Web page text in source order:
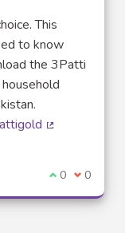
This
to know
the 3Patti
Je suis
0 Je ne
0